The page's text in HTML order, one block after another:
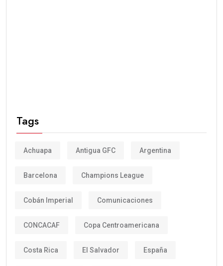
Tags
Achuapa Antigua GFC Argentina
Barcelona Champions League
Cobán Imperial Comunicaciones
CONCACAF Copa Centroamericana
Costa Rica El Salvador España